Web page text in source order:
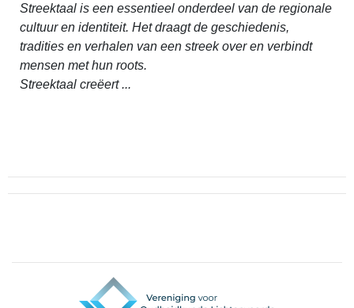
Streektaal is een essentieel onderdeel van de regionale
cultuur en identiteit. Het draagt de geschiedenis,
tradities en verhalen van een streek over en verbindt
mensen met hun roots.
Streektaal creëert ...